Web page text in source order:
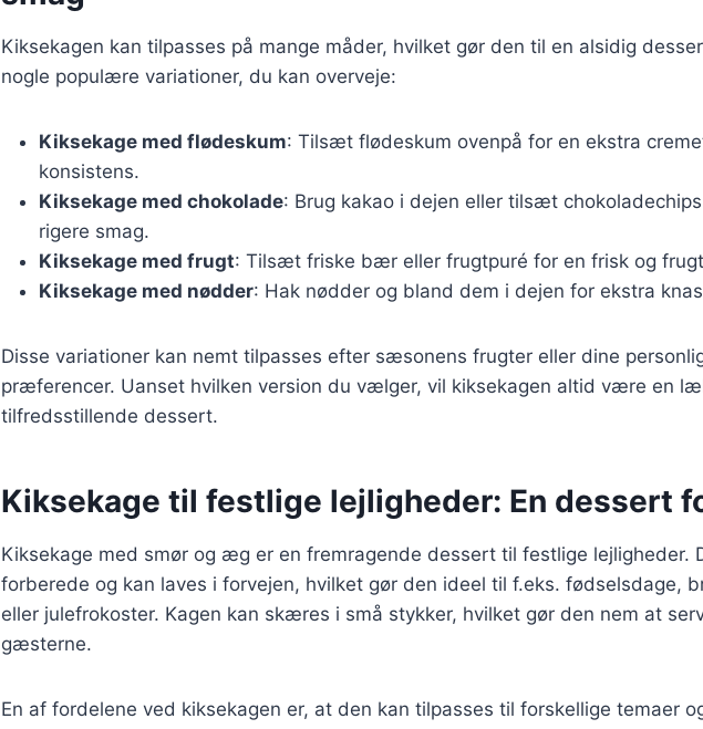
Kiksekagen kan tilpasses på mange måder, hvilket gør den til en alsidig
nogle populære variationer, du kan overveje:
Kiksekage med flødeskum: Tilsæt flødeskum ovenpå for en ekstra
konsistens.
Kiksekage med chokolade: Brug kakao i dejen eller tilsæt
rigere smag.
Kiksekage med frugt: Tilsæt friske bær eller frugtpuré for en frisk og
Kiksekage med nødder: Hak nødder og bland dem i dejen for ekstra
Disse variationer kan nemt tilpasses efter sæsonens frugter eller dine
præferencer. Uanset hvilken version du vælger, vil kiksekagen altid være en
tilfredsstillende dessert.
Kiksekage til festlige lejligheder: En dessert
Kiksekage med smør og æg er en fremragende dessert til festlige lejligheder.
forberede og kan laves i forvejen, hvilket gør den ideel til f.eks. fødselsdage,
eller julefrokoster. Kagen kan skæres i små stykker, hvilket gør den nem at
gæsterne.
En af fordelene ved kiksekagen er, at den kan tilpasses til forskellige temaer